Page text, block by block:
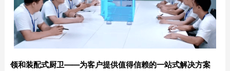
领和装配式厨卫——为客户提供值得信赖的一站式解决方案